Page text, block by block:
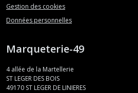
Gestion des cookies
Données personnelles
Marqueterie-49
4 allée de la Martellerie
ST LEGER DES BOIS
49170 ST LEGER DE LINIERES